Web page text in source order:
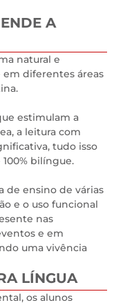
A
natural e
diferentes áreas
estimulam a
a leitura com
tudo isso
bilíngue.
de ensino de várias
e o uso funcional
nas
e em
uma vivência
LÍNGUA
os alunos